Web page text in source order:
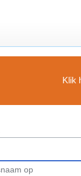
Klik